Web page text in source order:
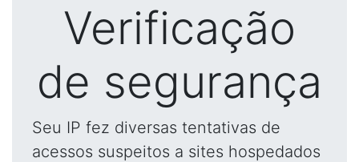
Verificação
de segurança
Seu IP fez diversas tentativas de
acessos suspeitos a sites hospedados